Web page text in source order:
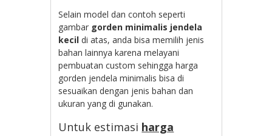
Selain model dan contoh seperti
gambar gorden minimalis jendela
kecil di atas, anda bisa memilih jenis
bahan lainnya karena melayani
pembuatan custom sehingga harga
gorden jendela minimalis bisa di
sesuaikan dengan jenis bahan dan
ukuran yang di gunakan.
Untuk estimasi harga